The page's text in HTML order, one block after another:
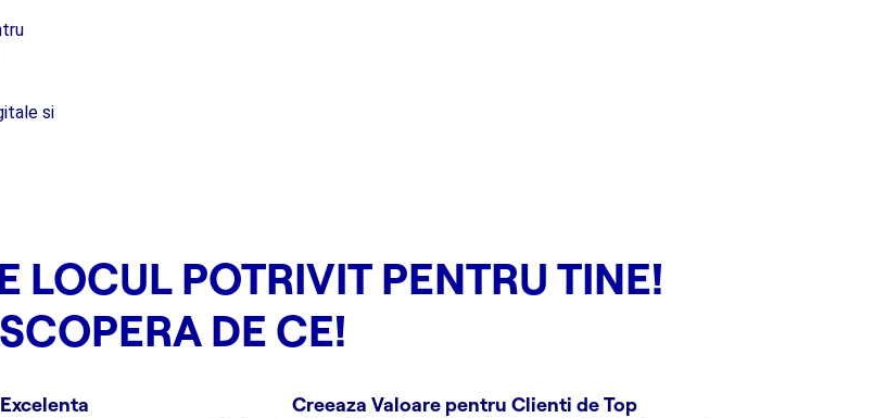
si
LOCUL POTRIVIT PENTRU TINE!
DE CE!
Creeaza Valoare pentru Clienti de Top